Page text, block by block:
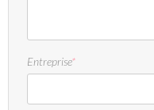
Entreprise*